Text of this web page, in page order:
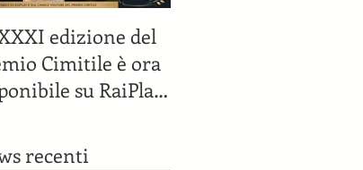
edizione del
Cimitile è ora
su RaiPlay
Cimitile.
recenti